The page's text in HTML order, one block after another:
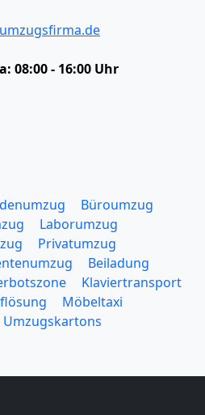
08:00 - 16:00 Uhr
Büroumzug
Laborumzug
Privatumzug
Beiladung
Klaviertransport
Möbeltaxi
Umzugskartons